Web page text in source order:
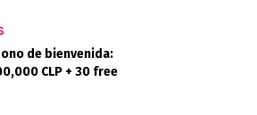
de bienvenida:
CLP + 30 free